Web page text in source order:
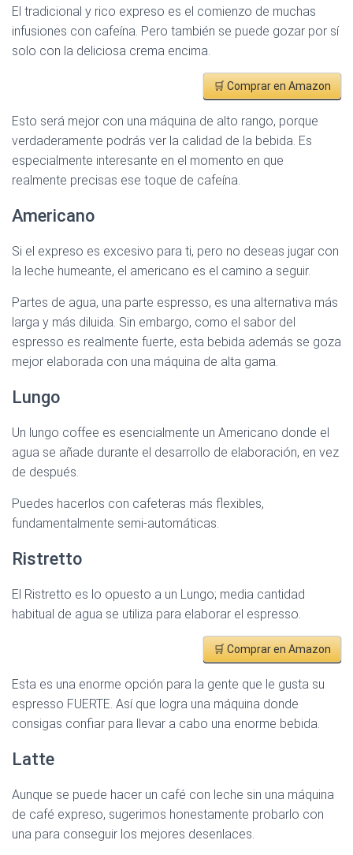
El tradicional y rico expreso es el comienzo de muchas
infusiones con cafeína. Pero también se puede gozar por sí
solo con la deliciosa crema encima.
🛒 Comprar en Amazon
Esto será mejor con una máquina de alto rango, porque
verdaderamente podrás ver la calidad de la bebida. Es
especialmente interesante en el momento en que
realmente precisas ese toque de cafeína.
Americano
Si el expreso es excesivo para ti, pero no deseas jugar con
la leche humeante, el americano es el camino a seguir.
Partes de agua, una parte espresso, es una alternativa más
larga y más diluida. Sin embargo, como el sabor del
espresso es realmente fuerte, esta bebida además se goza
mejor elaborada con una máquina de alta gama.
Lungo
Un lungo coffee es esencialmente un Americano donde el
agua se añade durante el desarrollo de elaboración, en vez
de después.
Puedes hacerlos con cafeteras más flexibles,
fundamentalmente semi-automáticas.
Ristretto
El Ristretto es lo opuesto a un Lungo; media cantidad
habitual de agua se utiliza para elaborar el espresso.
🛒 Comprar en Amazon
Esta es una enorme opción para la gente que le gusta su
espresso FUERTE. Así que logra una máquina donde
consigas confiar para llevar a cabo una enorme bebida.
Latte
Aunque se puede hacer un café con leche sin una máquina
de café expreso, sugerimos honestamente probarlo con
una para conseguir los mejores desenlaces.